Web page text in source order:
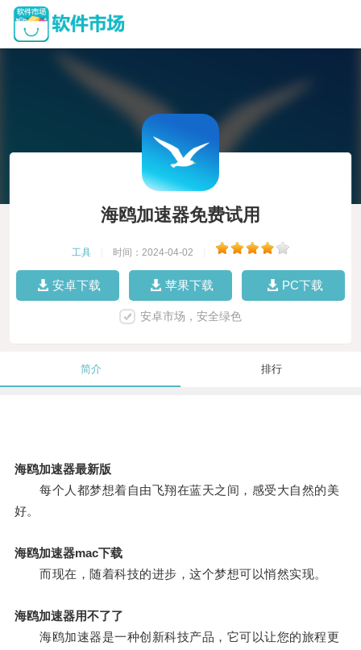
海鸥加速器免费试用
工具 时间：2024-04-02
安卓下载 苹果下载 PC下载
安卓市场，安全绿色
简介 排行
海鸥加速器最新版
每个人都梦想着自由飞翔在蓝天之间，感受大自然的美
好。
海鸥加速器mac下载
而现在，随着科技的进步，这个梦想可以悄然实现。
海鸥加速器用不了了
海鸥加速器是一种创新科技产品，它可以让您的旅程更